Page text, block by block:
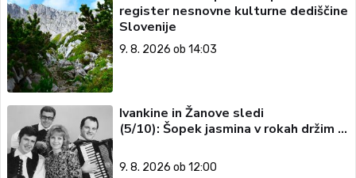
register nesnovne kulturne dediščine
Slovenije
9. 8. 2026 ob 14:03
Ivankine in Žanove sledi
(5/10): Šopek jasmina v rokah držim …
9. 8. 2026 ob 12:00